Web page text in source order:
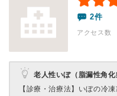
2件
アクセス数
老人性いぼ（脂漏性角
【診療・治療法】 いぼの冷凍